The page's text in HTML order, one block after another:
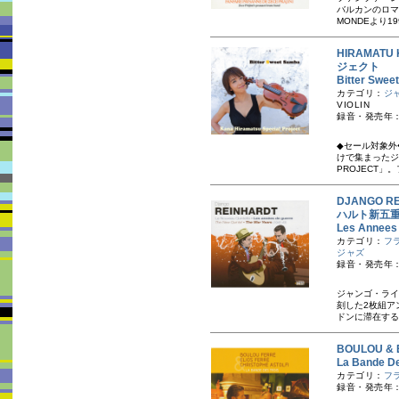
バルカンのロ
MONDEより
ジェクト
Bitter
カテゴリ： ジ
VIOLIN
録音・発売年
◆セール対象外
けで集まった
PROJECT」
DJANGO
ハルト新五
Les
カテゴリ： フ
ジャズ
録音・発売
ジャンゴ・ラ
刻した2枚組ア
ドンに滞在す
BOULOU &
La Bande
カテゴリ： フ
録音・発売年